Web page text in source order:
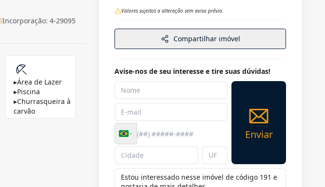
Incorporação: 4-29095
▸Área de Lazer
▸Piscina
▸Churrasqueira à
carvão
Valores sujeitos a alteração sem aviso prévio.
Compartilhar imóvel
Avise-nos de seu interesse e tire suas dúvidas!
Enviar